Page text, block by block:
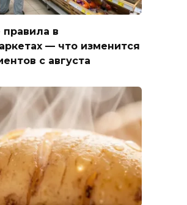
в
— что изменится
с августа